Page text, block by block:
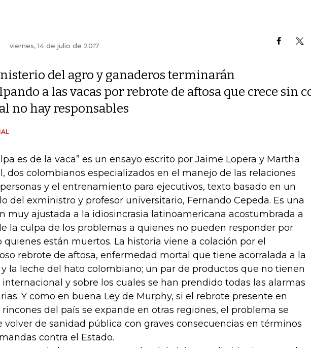
viernes, 14 de julio de 2017
del agro y ganaderos terminarán
a las vacas por rebrote de aftosa que crece sin
no hay responsables
es de la vaca” es un ensayo escrito por Jaime Lopera y Martha
dos colombianos especializados en el manejo de las relaciones
y el entrenamiento para ejecutivos, texto basado en un
del exministro y profesor universitario, Fernando Cepeda. Es una
muy ajustada a la idiosincrasia latinoamericana acostumbrada a
la culpa de los problemas a quienes no pueden responder por
quienes están muertos. La historia viene a colación por el
rebrote de aftosa, enfermedad mortal que tiene acorralada a la
la leche del hato colombiano; un par de productos que no tienen
internacional y sobre los cuales se han prendido todas las alarmas
Y como en buena Ley de Murphy, si el rebrote presente en
rincones del país se expande en otras regiones, el problema se
volver de sanidad pública con graves consecuencias en términos
contra el Estado.